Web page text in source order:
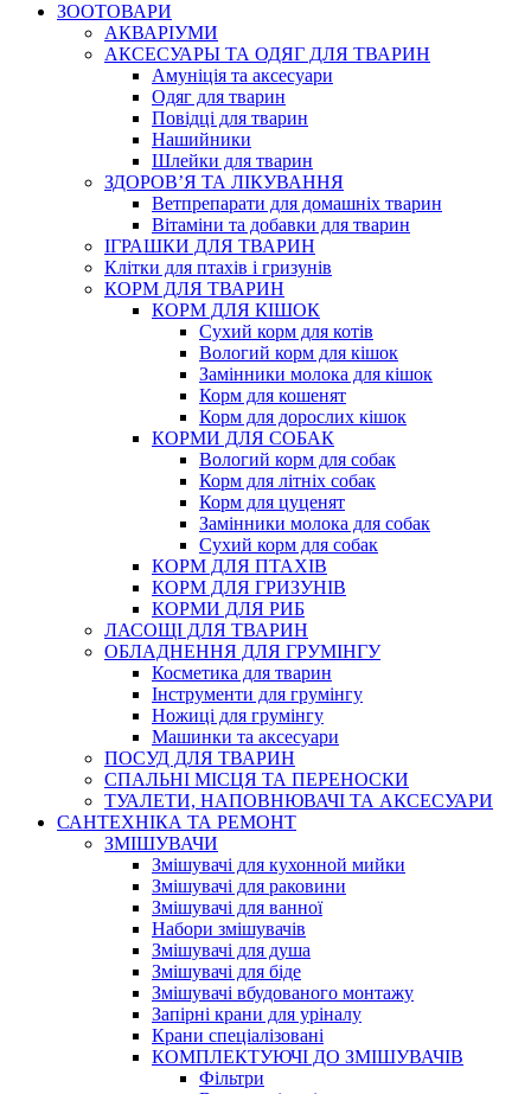
ЗООТОВАРИ
АКВАРІУМИ
АКСЕСУАРЫ ТА ОДЯГ ДЛЯ ТВАРИН
Амуніція та аксесуари
Одяг для тварин
Повідці для тварин
Нашийники
Шлейки для тварин
ЗДОРОВ’Я ТА ЛІКУВАННЯ
Ветпрепарати для домашніх тварин
Вітаміни та добавки для тварин
ІГРАШКИ ДЛЯ ТВАРИН
Клітки для птахів і гризунів
КОРМ ДЛЯ ТВАРИН
КОРМ ДЛЯ КІШОК
Сухий корм для котів
Вологий корм для кішок
Замінники молока для кішок
Корм для кошенят
Корм для дорослих кішок
КОРМИ ДЛЯ СОБАК
Вологий корм для собак
Корм для літніх собак
Корм для цуценят
Замінники молока для собак
Сухий корм для собак
КОРМ ДЛЯ ПТАХІВ
КОРМ ДЛЯ ГРИЗУНІВ
КОРМИ ДЛЯ РИБ
ЛАСОЩІ ДЛЯ ТВАРИН
ОБЛАДНЕННЯ ДЛЯ ГРУМІНГУ
Косметика для тварин
Інструменти для грумінгу
Ножиці для грумінгу
Машинки та аксесуари
ПОСУД ДЛЯ ТВАРИН
СПАЛЬНІ МІСЦЯ ТА ПЕРЕНОСКИ
ТУАЛЕТИ, НАПОВНЮВАЧІ ТА АКСЕСУАРИ
САНТЕХНІКА ТА РЕМОНТ
ЗМІШУВАЧИ
Змішувачі для кухонной мийки
Змішувачі для раковини
Змішувачі для ванної
Набори змішувачів
Змішувачі для душа
Змішувачі для біде
Змішувачі вбудованого монтажу
Запірні крани для уріналу
Крани спеціалізовані
КОМПЛЕКТУЮЧІ ДО ЗМІШУВАЧІВ
Фільтри